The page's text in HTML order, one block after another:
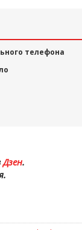
телефона
Дзен.